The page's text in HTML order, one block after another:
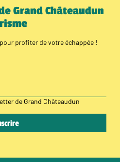
Grand Châteaudun
profiter de votre échappée !
de Grand Châteaudun